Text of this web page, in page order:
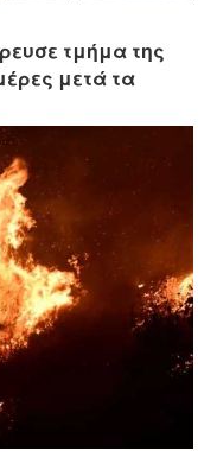
τμήμα της
μετά τα